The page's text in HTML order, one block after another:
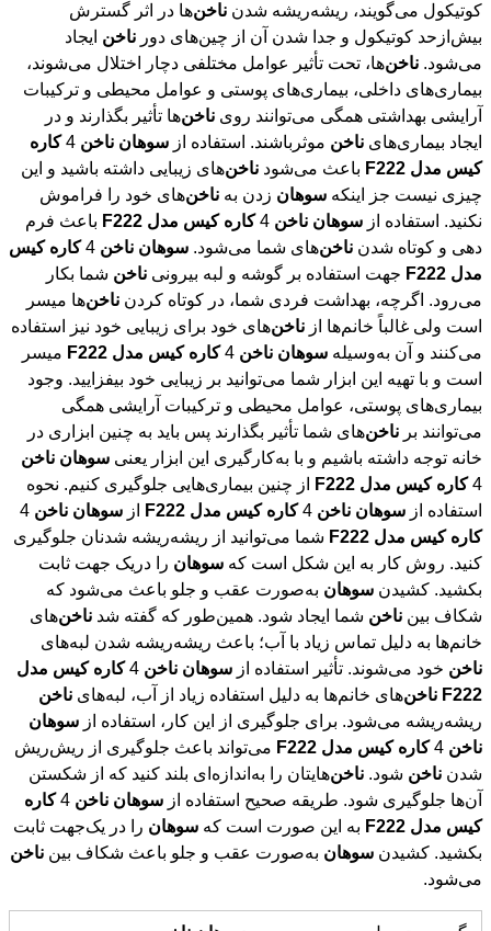
کوتیکول می‌گویند، ریشه‌ریشه شدن ناخن‌ها در اثر گسترش
بیش‌ازحد کوتیکول و جدا شدن آن از چین‌های دور ناخن ایجاد
می‌شود. ناخن‌ها، تحت تأثیر عوامل مختلفی دچار اختلال می‌شوند،
بیماری‌های داخلی، بیماری‌های پوستی و عوامل محیطی و ترکیبات
آرایشی بهداشتی همگی می‌توانند روی ناخن‌ها تأثیر بگذارند و در
ایجاد بیماری‌های ناخن موثرباشند. استفاده از سوهان ناخن
کاره
کیس مدل F222 باعث می‌شود ناخن‌های زیبایی داشته باشید و این
چیزی نیست جز اینکه سوهان زدن به ناخن‌های خود را فراموش
نکنید. استفاده از سوهان ناخن کاره کیس مدل F222 باعث فرم
دهی و کوتاه شدن ناخن‌های شما می‌شود. سوهان ناخن کاره کیس
مدل F222 جهت استفاده بر گوشه و لبه بیرونی ناخن شما بکار
می‌رود. اگرچه، بهداشت فردی شما، در کوتاه کردن ناخن‌ها میسر
است ولی غالباً خانم‌ها از ناخن‌های خود برای زیبایی خود نیز استفاده
می‌کنند و آن به‌وسیله سوهان ناخن کاره کیس مدل F222 میسر
است و با تهیه این ابزار شما می‌توانید بر زیبایی خود بیفزایید. وجود
بیماری‌های پوستی، عوامل محیطی و ترکیبات آرایشی همگی
می‌توانند بر ناخن‌های شما تأثیر بگذارند پس باید به چنین ابزاری در
خانه توجه داشته باشیم و با به‌کارگیری این ابزار یعنی سوهان ناخن
4 کاره کیس مدل F222
از چنین بیماری‌هایی جلوگیری کنیم. نحوه
استفاده از سوهان ناخن کاره کیس مدل F222 از سوهان ناخن
کاره کیس مدل F222 شما می‌توانید از ریشه‌ریشه شدنان جلوگیری
کنید. روش کار به این شکل است که سوهان را دریک جهت ثابت
بکشید. کشیدن سوهان به‌صورت عقب و جلو باعث می‌شود که
شکاف بین ناخن شما ایجاد شود. همین‌طور که گفته شد ناخن‌های
خانم‌ها به دلیل تماس زیاد با آب؛ باعث ریشه‌ریشه شدن لبه‌های
ناخن خود می‌شوند. تأثیر استفاده از سوهان ناخن کاره کیس مدل
F222 ناخن‌های خانم‌ها به دلیل استفاده زیاد از آب، لبه‌های ناخن
ریشه‌ریشه می‌شود. برای جلوگیری از این کار، استفاده از سوهان
ناخن
کاره کیس مدل F222 می‌تواند باعث جلوگیری از ریش‌ریش
شدن ناخن شود. ناخن‌هایتان را به‌اندازه‌ای بلند کنید که از شکستن
آن‌ها جلوگیری شود. طریقه صحیح استفاده از سوهان ناخن
کاره
کیس مدل F222 به این صورت است که سوهان را در یک‌جهت ثابت
بکشید. کشیدن سوهان به‌صورت عقب و جلو باعث شکاف بین ناخن
می‌شود.